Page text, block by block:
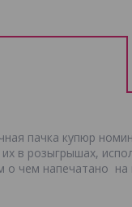
пачка купюр
их в розыгрышах,
о чем напечатано на